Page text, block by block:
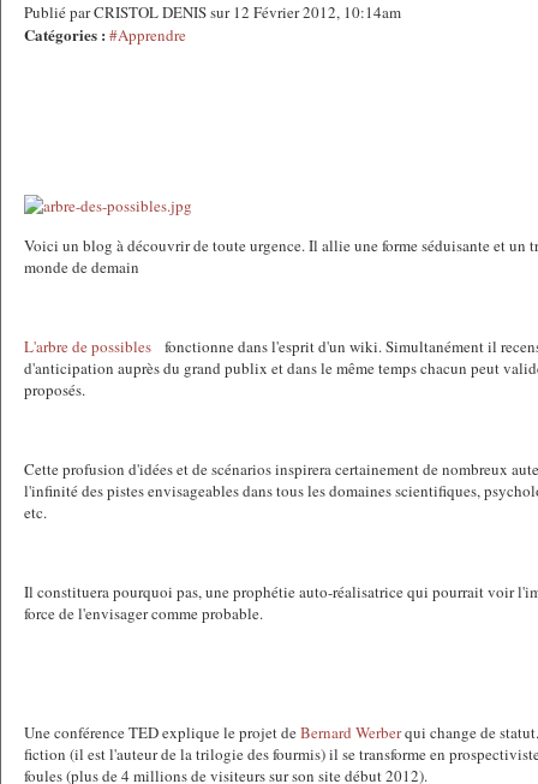
Publié par CRISTOL DENIS sur 12 Février 2012, 10:14am
Catégories : #Apprendre
Voici un blog à découvrir de toute urgence. Il allie une forme séduisante et un
monde de demain
L'arbre de possibles
fonctionne dans l'esprit d'un wiki. Simultanément il
d'anticipation auprès du grand publix et dans le même temps chacun peut
proposés.
Cette profusion d'idées et de scénarios inspirera certainement de nombreux
l'infinité des pistes envisageables dans tous les domaines scientifiques,
etc.
Il constituera pourquoi pas, une prophétie auto-réalisatrice qui pourrait voir
force de l'envisager comme probable.
Une conférence TED explique le projet deBernard Werberqui change de
fiction (il est l'auteur de la trilogie des fourmis) il se transforme en
foules (plus de 4 millions de visiteurs sur son site début 2012).